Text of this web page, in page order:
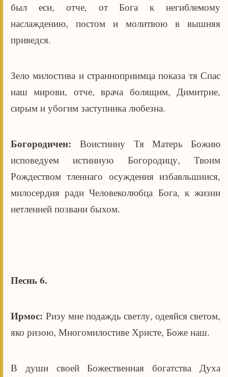
был еси, отче, от Бога к негиблемому
наслаждению, постом и молитвою в вышняя
приведся.
Зело милостива и странноприимца показа тя Спас
наш мирови, отче, врача болящим, Димитрие,
сирым и убогим заступника любезна.
Богородичен:Воистинну Тя Матерь Божию
исповедуем истинную Богородицу, Твоим
Рождеством тленнаго осуждения избавльшиися,
милосердия ради Человеколюбца Бога, к жизни
нетленней позвани быхом.
Песнь 6.
Ирмос: Ризу мне подаждь светлу, одеяйся светом,
яко ризою, Многомилостиве Христе, Боже наш.
В души своей Божественная богатства Духа